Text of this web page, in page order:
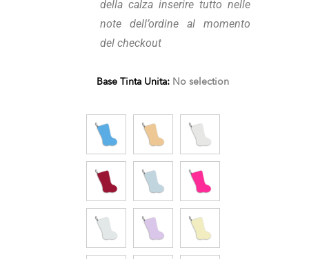
della calza inserire tutto nelle
note dell’ordine al momento
del checkout
Base Tinta Unita: No selection